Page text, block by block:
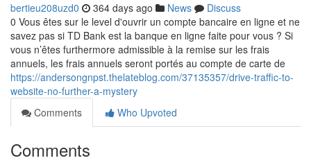
bertieu208uzd0 364 days ago News
Discuss
0 Vous êtes sur le level d'ouvrir un compte bancaire en ligne et ne
savez pas si TD Bank est la banque en ligne faite pour vous ? Si
vous n’êtes furthermore admissible à la remise sur les frais
annuels, les frais annuels seront portés au compte de carte de
https://andersongnpst.thelateblog.com/37135357/drive-traffic-to-
website-no-further-a-mystery
Comments
Who Upvoted
Comments